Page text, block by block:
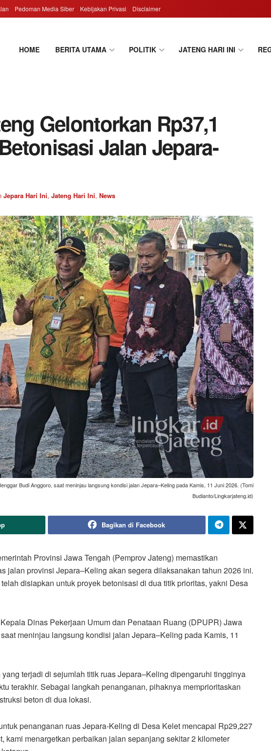
Pedoman Media Siber Kebijakan Privasi Disclaimer
HOME BERITA UTAMA POLITIK JATENG HARI INI
Gelontorkan Rp37,1
Jalan Jepara-
Jepara Hari Ini, Jateng Hari Ini, News
Budi Anggoro, saat meninjau langsung kondisi jalan Jepara–Keling pada Kamis, 11 Juni 2026. (Tomi
Budianto/Lingkarjateng.id)
Bagikan di Facebook
Provinsi Jawa Tengah (Pemprov Jateng) memastikan
jalan provinsi Jepara–Keling akan segera dilaksanakan tahun 2026 ini.
disiapkan untuk proyek betonisasi di dua titik prioritas, yakni Desa
Dinas Pekerjaan Umum dan Penataan Ruang (DPUPR) Jawa
meninjau langsung kondisi jalan Jepara–Keling pada Kamis, 11
terjadi di sejumlah titik ruas Jepara–Keling dipengaruhi tingginya
terakhir. Sebagai langkah penanganan, pihaknya memprioritaskan
beton di dua lokasi.
penanganan ruas Jepara-Keling di Desa Kelet mencapai Rp29,227
kami menargetkan perbaikan jalan sepanjang sekitar 2 kilometer